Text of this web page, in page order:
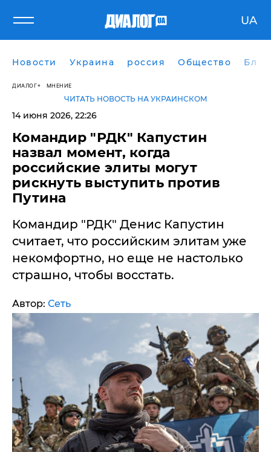
UA
Новости Украина россия Общество
ДИАЛОГ МНЕНИЕ
ЧИТАТЬ НОВОСТЬ НА УКРАИНСКОМ
14 июня 2026, 22:26
Командир "РДК" Капустин
назвал момент, когда
российские элиты могут
рискнуть выступить против
Путина
Командир "РДК" Денис Капустин
считает, что российским элитам уже
некомфортно, но еще не настолько
страшно, чтобы восстать.
Автор: Сеть